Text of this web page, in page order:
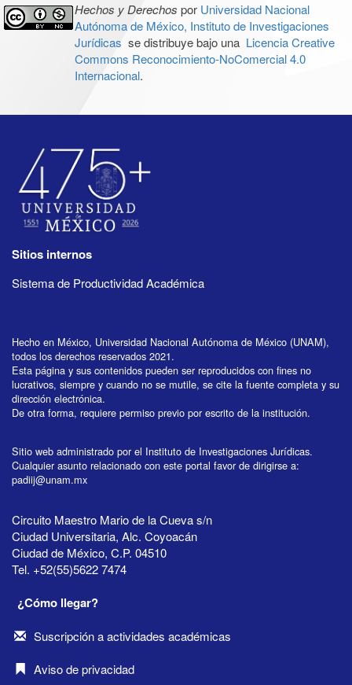
Hechos y Derechos por Universidad Nacional
Autónoma de México, Instituto de Investigaciones
Jurídicas se distribuye bajo una Licencia Creative
Commons Reconocimiento-NoComercial 4.0
Internacional.
Sitios internos
Sistema de Productividad Académica
Hecho en México, Universidad Nacional Autónoma de México (UNAM),
todos los derechos reservados 2021.
Esta página y sus contenidos pueden ser reproducidos con fines no
lucrativos, siempre y cuando no se mutile, se cite la fuente completa y su
dirección electrónica.
De otra forma, requiere permiso previo por escrito de la institución.
Sitio web administrado por el Instituto de Investigaciones Jurídicas.
Cualquier asunto relacionado con este portal favor de dirigirse a:
padiij@unam.mx
Circuito Maestro Mario de la Cueva s/n
Ciudad Universitaria, Alc. Coyoacán
Ciudad de México, C.P. 04510
Tel. +52(55)5622 7474
¿Cómo llegar?
Suscripción a actividades académicas
Aviso de privacidad